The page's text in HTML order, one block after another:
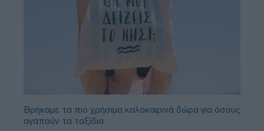
Βρήκαμε τα πιο χρήσιμα καλοκαιρινά δώρα για όσους
αγαπούν τα ταξίδια